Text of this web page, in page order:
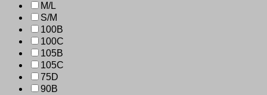
M/L
S/M
100B
100C
105B
105C
75D
90B